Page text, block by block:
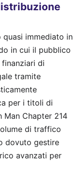
immediato in
in cui il pubblico
di
tramite
per i titoli di
Man Chapter 214
di traffico
dovuto gestire
avanzati per